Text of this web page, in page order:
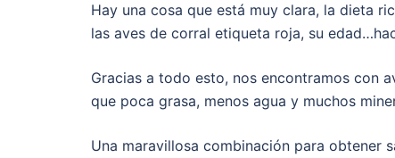
Hay una cosa que está muy clara, la dieta
las aves de corral etiqueta roja, su
Gracias a todo esto, nos encontramos con
que poca grasa, menos agua y muchos
Una maravillosa combinación para obtener